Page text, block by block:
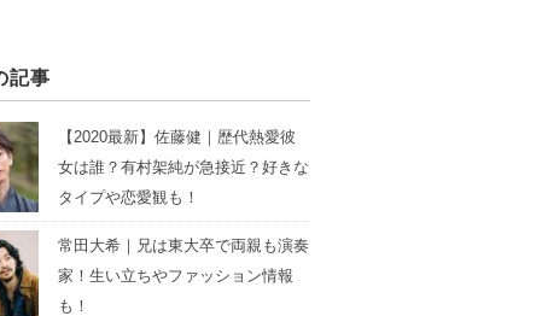
記事
【2020最新】佐藤健｜歴代熱愛彼
女は誰？有村架純が急接近？好きな
タイプや恋愛観も！
常田大希｜兄は東大卒で両親も演奏
家！生い立ちやファッション情報
も！